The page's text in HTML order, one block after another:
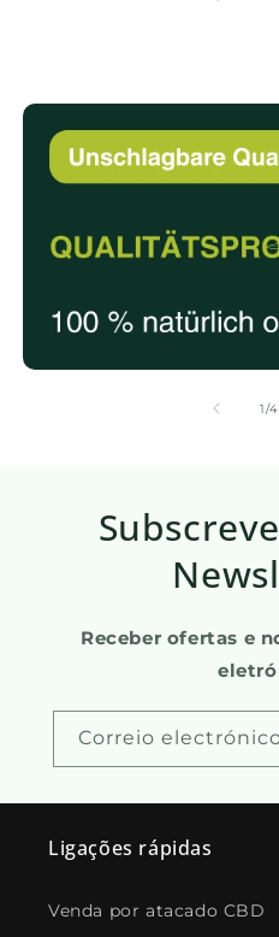
1/de
4
Receber ofertas e
Correio
Ligações rápidas
Venda por atacado CBD